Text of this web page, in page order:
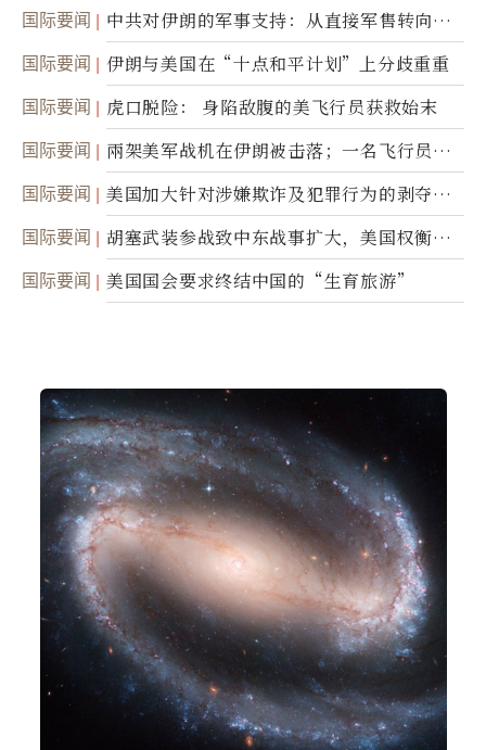
国际要闻
中共对伊朗的军事支持：从直接军售转向间
接技术转让
国际要闻 伊朗与美国在“十点和平计划”上分歧重重
国际要闻 虎口脱险： 身陷敌腹的美飞行员获救始末
国际要闻
兩架美军战机在伊朗被击落；一名飞行员失
踪
国际要闻
美国加大针对涉嫌欺诈及犯罪行为的剥夺公
民权力度
国际要闻
胡塞武装参战致中东战事扩大，美国权衡地
面入侵的可能性
国际要闻 美国国会要求终结中国的“生育旅游”